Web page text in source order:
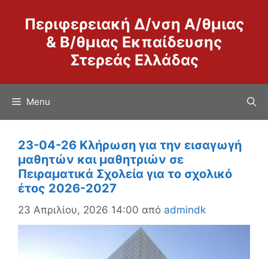
περιεχόμενο
Περιφερειακή Δ/νση Α/θμιας
& Β/θμιας Εκπαίδευσης
Στερεάς Ελλάδας
Menu
23-04-26 Κλήρωση για την εισαγωγή
μαθητών και μαθητριών σε
Πειραματικά Σχολεία για το σχολικό
έτος 2026-2027
23 Απριλίου, 2026 14:00 από admindk